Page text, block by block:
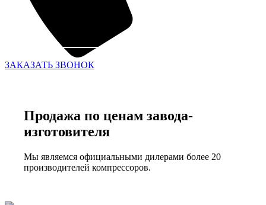
ЗАКАЗАТЬ ЗВОНОК
Продажа по ценам завода-
изготовителя
Мы являемся официальными дилерами более 20
производителей компрессоров.